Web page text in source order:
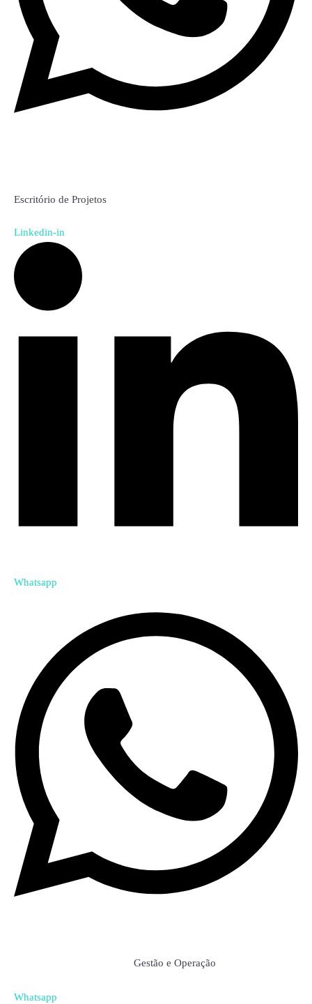
Escritório de Projetos
Linkedin-in
Whatsapp
Gestão e Operação
Whatsapp